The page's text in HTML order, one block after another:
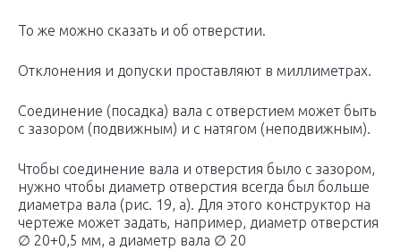
То же можно сказать и об отверстии.
Отклонения и допуски проставляют в миллиметрах.
Соединение (посадка) вала с отверстием может быть
с зазором (подвижным) и с натягом (неподвижным).
Чтобы соединение вала и отверстия было с зазором,
нужно чтобы диаметр отверстия всегда был больше
диаметра вала (рис. 19, а). Для этого конструктор на
чертеже может задать, например, диаметр отверстия
∅ 20+0,5 мм, а диаметр вала ∅ 20